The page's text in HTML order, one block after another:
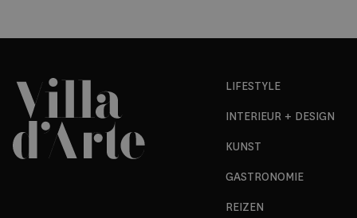
LIFESTYLE
INTERIEUR + DESIGN
KUNST
GASTRONOMIE
REIZEN